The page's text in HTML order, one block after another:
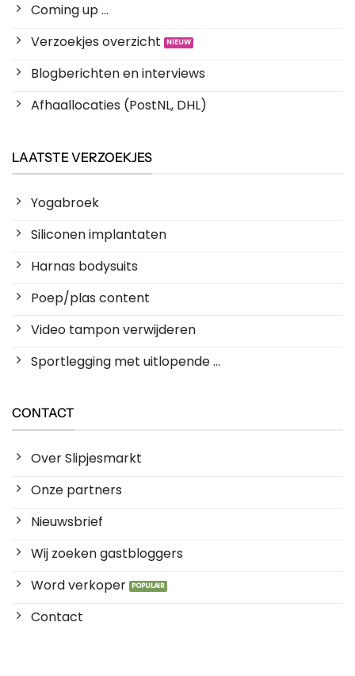
Coming up ...
Verzoekjes overzicht
Blogberichten en interviews
Afhaallocaties (PostNL, DHL)
LAATSTE VERZOEKJES
Yogabroek
Siliconen implantaten
Harnas bodysuits
Poep/plas content
Video tampon verwijderen
Sportlegging met uitlopende ...
CONTACT
Over Slipjesmarkt
Onze partners
Nieuwsbrief
Wij zoeken gastbloggers
Word verkoper
Contact